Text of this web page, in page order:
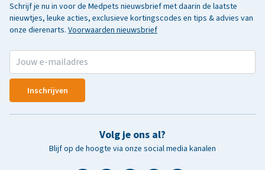
Schrijf je nu in voor de Medpets nieuwsbrief met daarin de laatste
nieuwtjes, leuke acties, exclusieve kortingscodes en tips & advies van
onze dierenarts. Voorwaarden nieuwsbrief
Inschrijven
Volg je ons al?
Blijf op de hoogte via onze social media kanalen